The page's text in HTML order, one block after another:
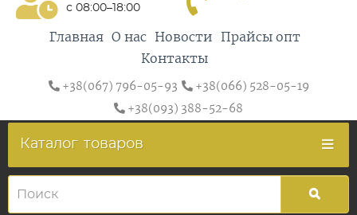
с 08:00–18:00
Главная О нас Новости
Прайсы опт
Контакты
+38(067) 796-05-93
+38(066) 528-05-19
+38(093) 388-52-68
Каталог товаров